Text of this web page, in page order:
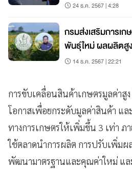
24 ธ.ค. 2567 | 4:28
กรมส่งเสริมการเ
พันธุ์ใหม่ ผลผลิต
14 ธ.ค. 2567 | 22:21
การขับเคลื่อนสินค้าเกษตรมูลค่าสู
โอกาสเพื่อยกระดับมูลค่าสินค้า แล
ทางการเกษตรให้เพิ่มขึ้น 3 เท่า ภ
ใช้ตลาดนำการผลิต การปรับเพิ่ม
พัฒนามาตรฐานและคุณค่าใหม่ แล